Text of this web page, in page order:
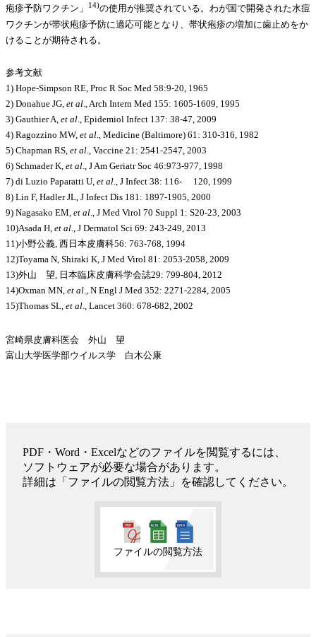
疱疹予防ワクチン」
14)の使用が推奨されている。わが国で開発された水痘
ワクチンが帯状疱疹予防に適応可能となり、帯状疱疹の増加に歯止めをか
けることが期待される。
参考文献
1) Hope-Simpson RE, Proc R Soc Med 58:9-20, 1965
2) Donahue JG, et al., Arch Intern Med 155: 1605-1609, 1995
3) Gauthier A, et al., Epidemiol Infect 137: 38-47, 2009
4) Ragozzino MW, et al., Medicine (Baltimore) 61: 310-316, 1982
5) Chapman RS, et al., Vaccine 21: 2541-2547, 2003
6) Schmader K, et al., J Am Geriatr Soc 46:973-977, 1998
7) di Luzio Paparatti U, et al., J Infect 38: 116- 120, 1999
8) Lin F, Hadler JL, J Infect Dis 181: 1897-1905, 2000
9) Nagasako EM, et al., J Med Virol 70 Suppl 1: S20-23, 2003
10)Asada H, et al., J Dermatol Sci 69: 243-249, 2013
11)小野公義, 西日本皮膚科56: 763-768, 1994
12)Toyama N, Shiraki K, J Med Virol 81: 2053-2058, 2009
13)外山 望, 日本臨床皮膚科学会誌29: 799-804, 2012
14)Oxman MN, et al., N Engl J Med 352: 2271-2284, 2005
15)Thomas SL, et al., Lancet 360: 678-682, 2002
宮崎県皮膚科医会 外山 望
富山大学医学部ウイルス学 白木公康
PDF・Word・Excelなどのファイルを閲覧するには、
ソフトウェアが必要な場合があります。
詳細は「ファイルの閲覧方法」を確認してください。
ファイルの閲覧方法